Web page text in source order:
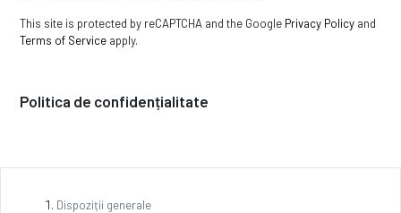
This site is protected by reCAPTCHA and the Google Privacy Policy and
Terms of Service apply.
Politica de confidențialitate
Dispoziții generale